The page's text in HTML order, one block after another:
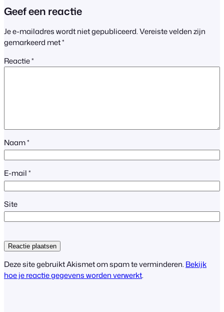
Geef een reactie
Je e-mailadres wordt niet gepubliceerd.Vereiste velden zijn
gemarkeerd met*
Reactie*
Naam*
E-mail*
Site
Deze site gebruikt Akismet om spam te verminderen. Bekijk
hoe je reactie gegevens worden verwerkt.